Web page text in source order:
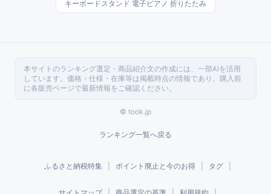
キーボードスタンド 電子ピアノ 折りたたみ
本サイトのランキング選定・商品紹介文の作成には、一部AIを活用
しています。価格・仕様・在庫等は掲載時点の情報であり、購入前
に各販売ページで最新情報をご確認ください。
© took.jp
ランキング一覧へ戻る
ふるさと納税特集 ポイント廃止と今のお得 タグ